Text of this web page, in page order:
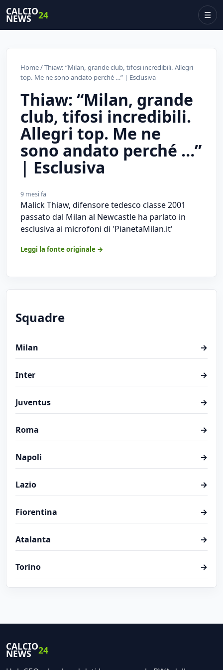
CALCIO
NEWS 24 ☰
Home/ Thiaw: “Milan, grande club, tifosi incredibili. Allegri
top. Me ne sono andato perché …” | Esclusiva
Thiaw: “Milan, grande
club, tifosi incredibili.
Allegri top. Me ne
sono andato perché …”
| Esclusiva
9 mesi fa
Malick Thiaw, difensore tedesco classe 2001
passato dal Milan al Newcastle ha parlato in
esclusiva ai microfoni di 'PianetaMilan.it'
Leggi la fonte originale →
Squadre
Milan →
Inter →
Juventus →
Roma →
Napoli →
Lazio →
Fiorentina →
Atalanta →
Torino →
CALCIO
NEWS 24